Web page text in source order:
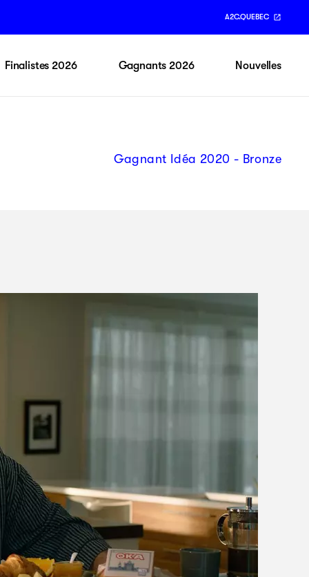
A2C.QUEBEC
Finalistes 2026 Gagnants 2026 Nouvelles
Gagnant Idéa 2020 - Bronze